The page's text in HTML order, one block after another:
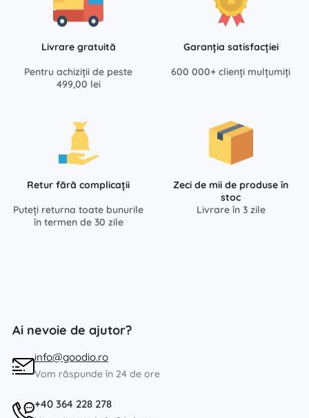
Livrare gratuită
Pentru achiziții de peste
499,00 lei
Garanția satisfacției
600 000+ clienți mulțumiți
Retur fără complicații
Puteți returna toate bunurile
în termen de 30 zile
Zeci de mii de produse în
stoc
Livrare în 3 zile
Ai nevoie de ajutor?
info@goodio.ro
Vom răspunde în 24 de ore
+40 364 228 278